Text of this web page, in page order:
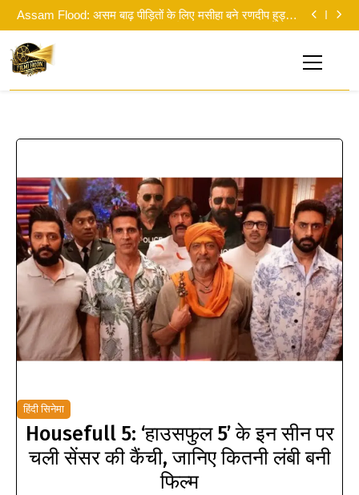
मुहर
Assam Flood: असम बाढ़ पीड़ितों के लिए मसीहा बने रणदीप हुड्डा,
पानी में उतरकर बांटी राहत सामग्री
Ramayana 2: ‘रामायण पर 10 फिल्में बन सकती थीं’… दिवाली से
‘स्पाइडर-मैन: ब्रांड न्यू डे’ का भारत में दबदबा कायम: 8वें दिन कमाए
Ramayana Release Date: ‘रामायण’ की रिलीज डेट पर लगी
Assam Flood: असम बाढ़ पीड़ितों के लिए मसीहा बने रणदीप हुड्डा,
Ramayana 2: ‘रामायण पर 10 फिल्में बन सकती थीं’… दिवाली से
Filmi Hoon
हिंदी सिनेमा
Housefull 5: ‘हाउसफुल 5’ के इन सीन पर
चली सेंसर की कैंची, जानिए कितनी लंबी बनी
फिल्म